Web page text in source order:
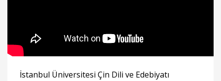
İstanbul Üniversitesi Çin Dili ve Edebiyatı